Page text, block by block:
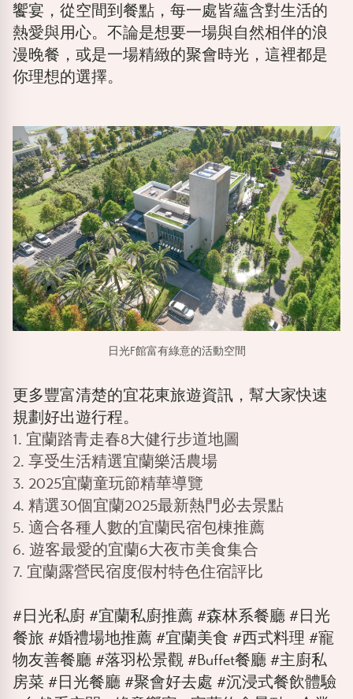
饗宴，從空間到餐點，每一處皆蘊含對生活的
熱愛與用心。不論是想要一場與自然相伴的浪
漫晚餐，或是一場精緻的聚會時光，這裡都是
你理想的選擇。
日光F館富有綠意的活動空間
更多豐富清楚的宜花東旅遊資訊，幫大家快速
規劃好出遊行程。
1. 宜蘭踏青走春8大健行步道地圖
2. 享受生活精選宜蘭樂活農場
3. 2025宜蘭童玩節精華導覽
4. 精選30個宜蘭2025最新熱門必去景點
5. 適合各種人數的宜蘭民宿包棟推薦
6. 遊客最愛的宜蘭6大夜市美食集合
7. 宜蘭露營民宿度假村特色住宿評比
#日光私廚 #宜蘭私廚推薦 #森林系餐廳 #日光
餐旅 #婚禮場地推薦 #宜蘭美食 #西式料理 #寵
物友善餐廳 #落羽松景觀 #Buffet餐廳 #主廚私
房菜 #日光餐廳 #聚會好去處 #沉浸式餐飲體驗